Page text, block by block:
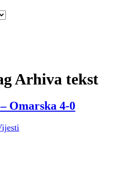
Arhiva tekst
Omarska 4-0